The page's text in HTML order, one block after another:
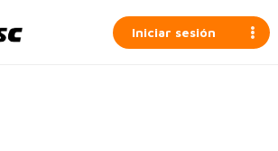
Iniciar sesión